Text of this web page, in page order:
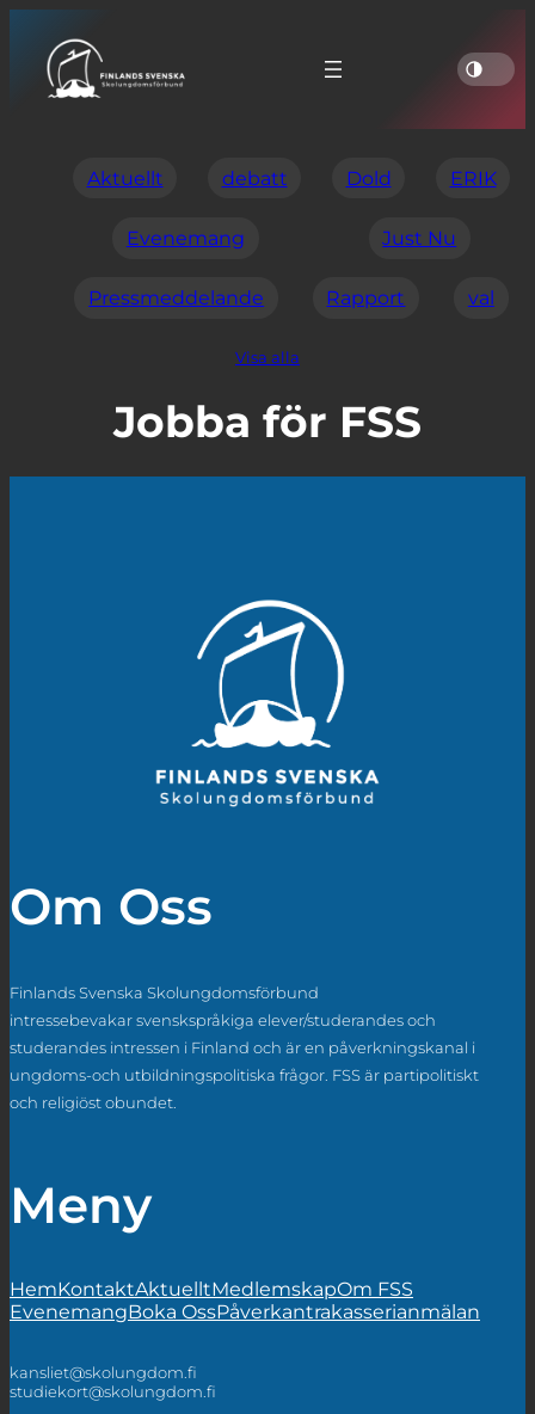
Aktuellt debatt Dold ERIK
Evenemang Just Nu
Pressmeddelande Rapport val
Visa alla
Jobba för FSS
Om Oss
Finlands Svenska Skolungdomsförbund
intressebevakar svenskspråkiga elever/studerandes och
studerandes intressen i Finland och är en påverkningskanal i
ungdoms-och utbildningspolitiska frågor. FSS är partipolitiskt
och religiöst obundet.
Meny
HemKontaktAktuelltMedlemskapOm FSS
EvenemangBoka OssPåverkantrakasserianmälan
kansliet@skolungdom.fi
studiekort@skolungdom.fi